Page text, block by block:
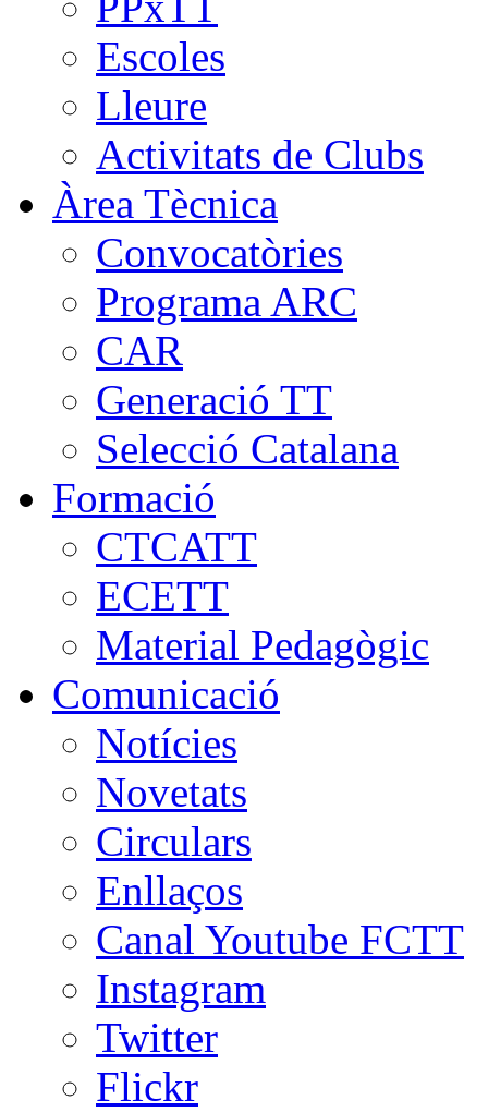
Escoles
Lleure
Activitats de Clubs
Àrea Tècnica
Convocatòries
Programa ARC
CAR
Generació TT
Selecció Catalana
Formació
CTCATT
ECETT
Material Pedagògic
Comunicació
Notícies
Novetats
Circulars
Enllaços
Canal Youtube FCTT
Instagram
Twitter
Flickr